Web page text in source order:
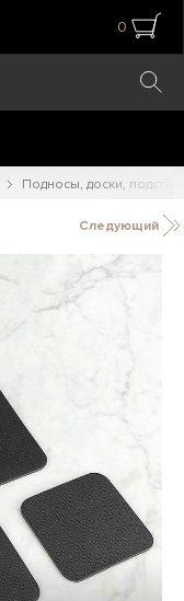
0
Подносы, доски,
Следующий